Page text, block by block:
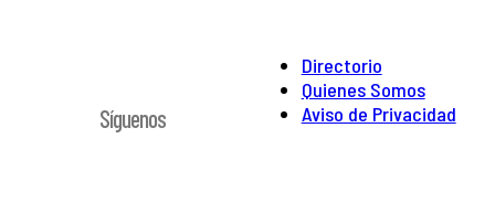
Directorio
Quienes Somos
Aviso de Privacidad
Síguenos